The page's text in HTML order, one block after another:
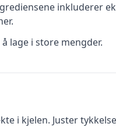
inkluderer
lage i store mengder.
i kjelen. Juster